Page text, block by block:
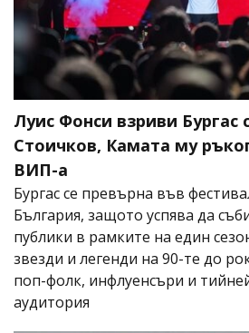
Луис Фонси взриви Бургас
Стоичков, Камата му
ВИП-а
Бургас се превърна във
България, защото успява да
публики в рамките на един
звезди и легенди на 90-те до
поп-фолк, инфлуенсъри и
аудитория